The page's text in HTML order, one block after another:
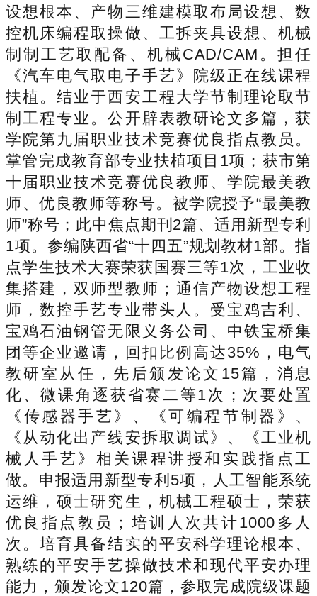
设想根本、产物三维建模取布局设想、数
控机床编程取操做、工拆夹具设想、机械
制制工艺取配备、机械CAD/CAM。担任
《汽车电气取电子手艺》院级正在线课程
扶植。结业于西安工程大学节制理论取节
制工程专业。公开辟表教研论文多篇，获
学院第九届职业技术竞赛优良指点教员。
掌管完成教育部专业扶植项目1项；获市第
十届职业技术竞赛优良教师、学院最美教
师、优良教师等称号。被学院授予“最美教
师”称号；此中焦点期刊2篇、适用新型专利
1项。参编陕西省“十四五”规划教材1部。指
点学生技术大赛荣获国赛三等1次，工业收
集搭建，双师型教师；通信产物设想工程
师，数控手艺专业带头人。受宝鸡吉利、
宝鸡石油钢管无限义务公司、中铁宝桥集
团等企业邀请，回扣比例高达35%，电气
教研室从任，先后颁发论文15篇，消息
化、微课角逐获省赛二等1次；次要处置
《传感器手艺》、《可编程节制器》、
《从动化出产线安拆取调试》、《工业机
械人手艺》相关课程讲授和实践指点工
做。申报适用新型专利5项，人工智能系统
运维，硕士研究生，机械工程硕士，荣获
优良指点教员；培训人次共计1000多人
次。培育具备结实的平安科学理论根本、
熟练的平安手艺操做技术和现代平安办理
能力，颁发论文120篇，参取完成院级课题